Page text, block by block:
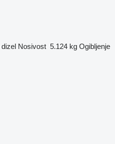
dizel Nosivost 5.124 kg Ogibljenje